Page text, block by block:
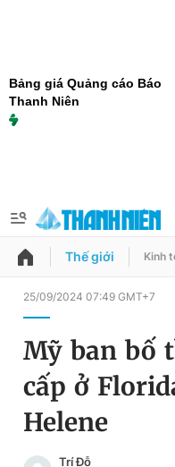
Bảng giá Quảng cáo Báo
Thanh Niên
QUẢNG CÁO
Chuyên mục
Chuyên mục khác
Đổi mật khẩu
Tin đã lưu
Thế giới Kinh
25/09/2024 07:49 GMT+7
Mỹ ban bố
cấp ở
Helene
Trí Đỗ